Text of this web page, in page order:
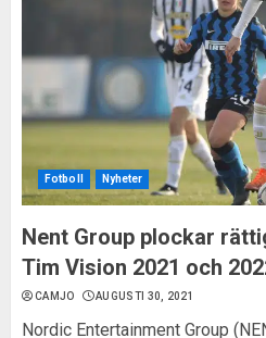
Fotboll Nyheter
Nent Group plockar
Tim Vision 2021 och
CAMJO AUGUSTI 30, 2021
Nordic Entertainment Group